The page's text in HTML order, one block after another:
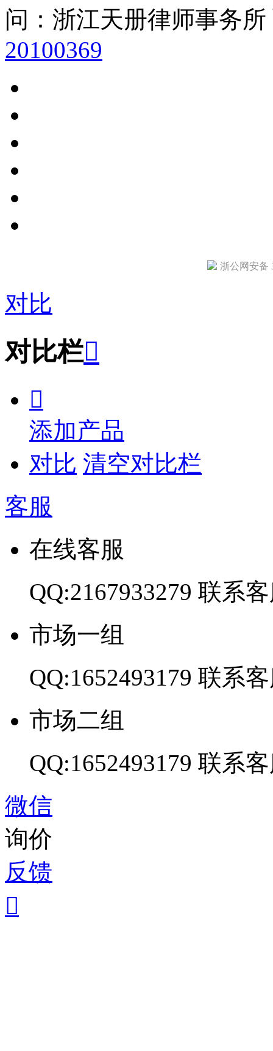
问：浙江天册律师事务
20100369
浙公网安备
对比
对比栏

添加产品
对比 清空对比栏
客服
在线客服
QQ:2167933279 联系
市场一组
QQ:1652493179 联系
市场二组
QQ:1652493179 联系
微信
询价
反馈
